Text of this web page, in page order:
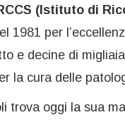
(Istituto di
1981 per
e decine di
la cura delle
trova oggi la sua